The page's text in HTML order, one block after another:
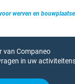
werven en
van Companeo
in uw